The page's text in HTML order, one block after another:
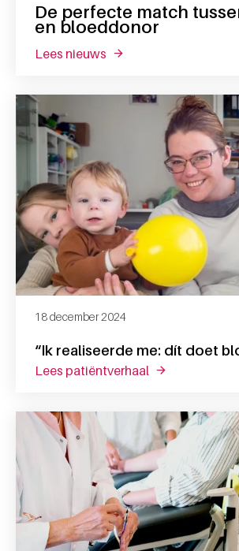
De perfecte match
en bloeddonor
lees nieuws over de perfecte
“Ik realiseerde me: dít doet
18 december 2024
lees patiëntverhaal over “ik